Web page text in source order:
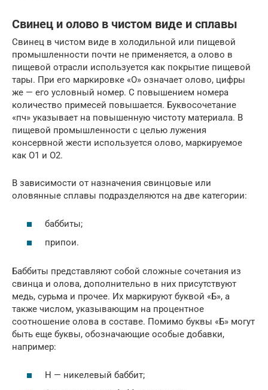
Свинец и олово в чистом виде и сплавы
Свинец в чистом виде в холодильной или пищевой
промышленности почти не применяется, а олово в
пищевой отрасли используется как покрытие пищевой
тары. При его маркировке «О» означает олово, цифры
же — его условный номер. С повышением номера
количество примесей повышается. Буквосочетание
«пч» указывает на повышенную чистоту материала. В
пищевой промышленности с целью лужения
консервной жести используется олово, маркируемое
как О1 и О2.
В зависимости от назначения свинцовые или
оловянные сплавы подразделяются на две категории:
баббиты;
припои.
Баббиты представляют собой сложные сочетания из
свинца и олова, дополнительно в них присутствуют
медь, сурьма и прочее. Их маркируют буквой «Б», а
также числом, указывающим на процентное
соотношение олова в составе. Помимо буквы «Б» могут
быть еще буквы, обозначающие особые добавки,
например:
Н — никелевый баббит;